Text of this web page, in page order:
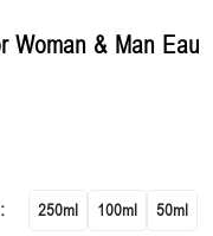
Woman & Man Eau
250ml 100ml 50ml